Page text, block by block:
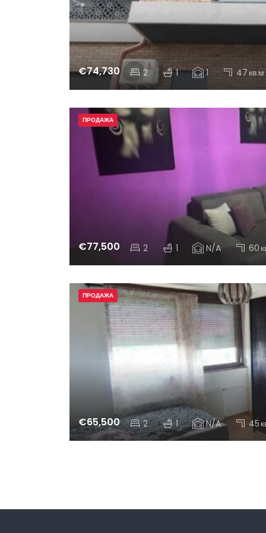
€74,730 2 1 1 47 кв.м
ПРОДАЖА
€77,500 2 1 N/A 60
ПРОДАЖА
€65,500 2 1 N/A 45